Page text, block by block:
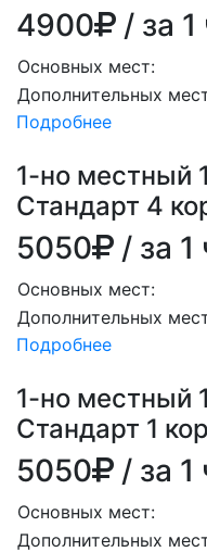
4900 / за
Основных мест:
Дополнительных
Подробнее
1-но местный
Стандарт 4
5050 / за 1
Основных мест:
Дополнительных
Подробнее
1-но местный
Стандарт 1
5050 / за 1
Основных мест:
Дополнительных